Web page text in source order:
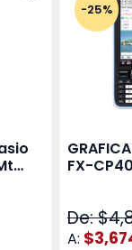
-25%
FX-
De:
A: